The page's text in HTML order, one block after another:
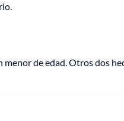
de edad. Otros dos